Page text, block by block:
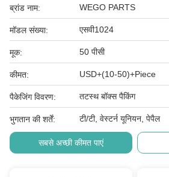
ब्रांड नाम: WEGO PARTS
मॉडल संख्या: एसवी1024
मूक: 50 पीसी
कीमत: USD+(10-50)+Piece
पैकेजिंग विवरण: तटस्थ बॉक्स पैकिंग
भुगतान की शर्तें: टी/टी, वेस्टर्न यूनियन, पेपैल
सबसे अच्छी कीमत पाएं